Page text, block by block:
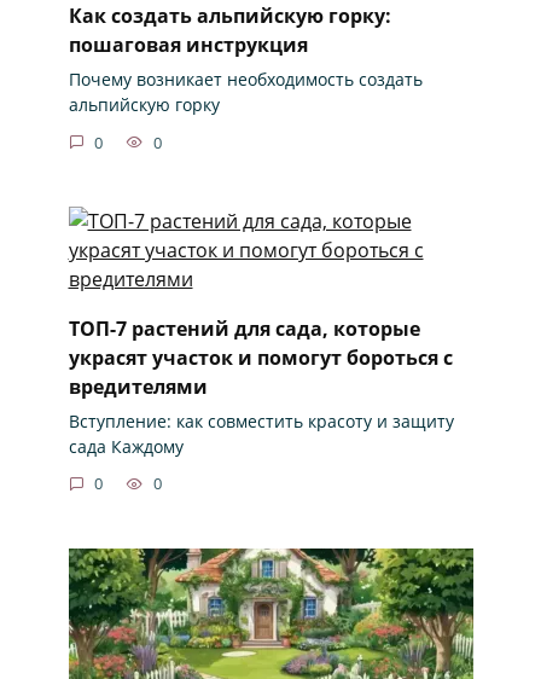
Как создать альпийскую горку:
пошаговая инструкция
Почему возникает необходимость создать
альпийскую горку
0 0
ТОП-7 растений для сада, которые
украсят участок и помогут бороться с
вредителями
Вступление: как совместить красоту и защиту
сада Каждому
0 0